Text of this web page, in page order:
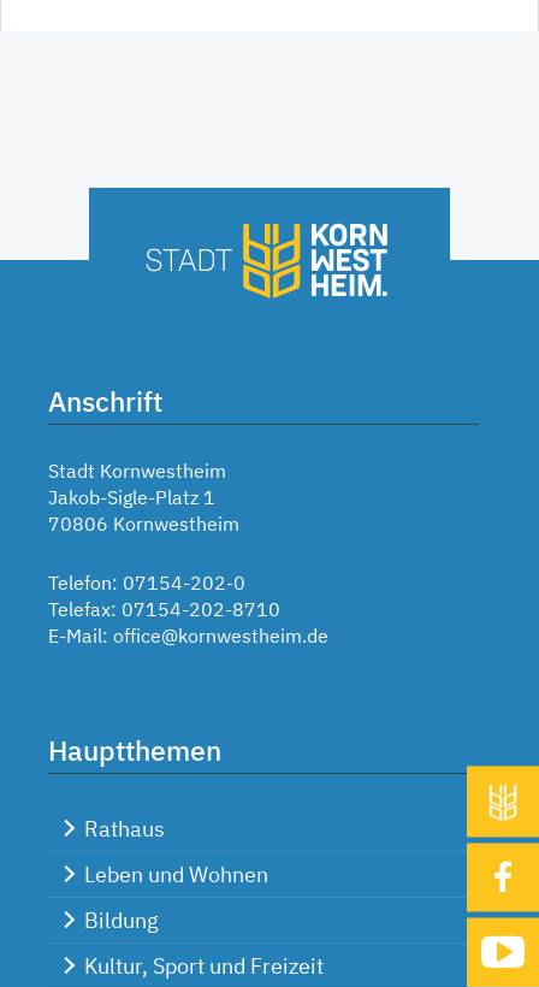
Anschrift
Stadt Kornwestheim
Jakob-Sigle-Platz 1
70806 Kornwestheim
Telefon: 07154-202-0
Telefax: 07154-202-8710
E-Mail: office@kornwestheim.de
Hauptthemen
Rathaus
Leben und Wohnen
Bildung
Kultur, Sport und Freizeit